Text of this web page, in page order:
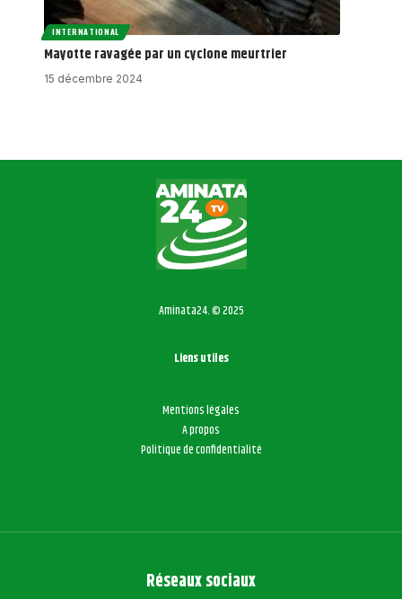
INTERNATIONAL
Mayotte ravagée par un cyclone meurtrier
15 décembre 2024
Réseaux sociaux
Aminata24. © 2025
Liens utiles
Mentions légales
A propos
Politique de confidentialité